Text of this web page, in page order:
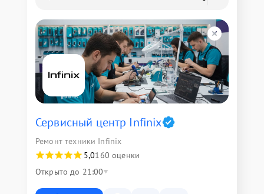
Сервисный центр Infinix
Ремонт техники Infinix
5,0160 оценки
Открыто до 21:00